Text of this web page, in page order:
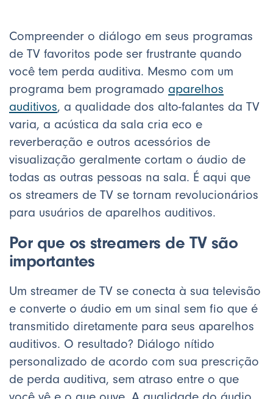
Compreender o diálogo em seus programas
de TV favoritos pode ser frustrante quando
você tem perda auditiva. Mesmo com um
programa bem programado aparelhos
auditivos, a qualidade dos alto-falantes da TV
varia, a acústica da sala cria eco e
reverberação e outros acessórios de
visualização geralmente cortam o áudio de
todas as outras pessoas na sala. É aqui que
os streamers de TV se tornam revolucionários
para usuários de aparelhos auditivos.
Por que os streamers de TV são
importantes
Um streamer de TV se conecta à sua televisão
e converte o áudio em um sinal sem fio que é
transmitido diretamente para seus aparelhos
auditivos. O resultado? Diálogo nítido
personalizado de acordo com sua prescrição
de perda auditiva, sem atraso entre o que